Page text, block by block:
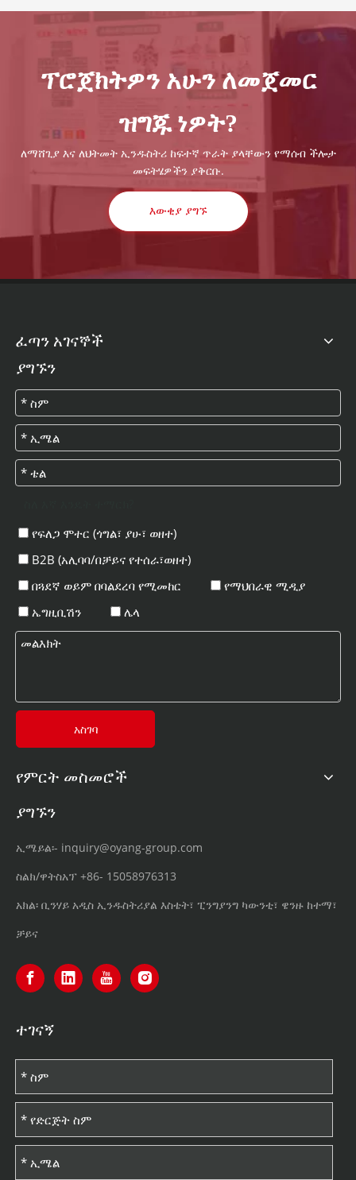
ደስተኞች ነን።
ፕሮጀክትዎን አሁን ለመጀመር
ዝግጁ ነዎት?
ለማሸጊያ እና ለህትመት ኢንዱስትሪ ከፍተኛ ጥራት ያላቸውን የማሰብ ችሎታ
መፍትሄዎችን ያቅርቡ.
እውቂያ ያግኙ
ፈጣን አገናኞች
ያግኙን
የፍለጋ ሞተር (ጎግል፣ ያሁ፣ ወዘተ)
B2B (አሊባባ/በቻይና የተሰራ፣ወዘተ)
በጓደኛ ወይም በባልደረባ የሚመከር
የማህበራዊ ሚዲያ
ኤግዚቢሽን
ሌላ
አስገባ
የምርት መስመሮች
ያግኙን
ኢሜይል፡- inquiry@oyang-group.com
ስልክ/ዋትስአፕ +86- 15058976313
አክል፡ ቢንሃይ አዲስ ኢንዱስትሪያል እስቴት፣ ፒንግያንግ ካውንቲ፣ ዌንዙ ከተማ፣
ቻይና
ተገናኝ